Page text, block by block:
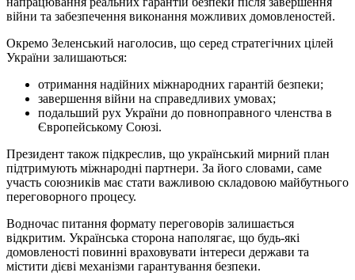
війни та забезпечення виконання можливих домовленостей.
Окремо Зеленський наголосив, що серед стратегічних цілей
України залишаються:
отримання надійних міжнародних гарантій безпеки;
завершення війни на справедливих умовах;
подальший рух України до повноправного членства в
Європейському Союзі.
Президент також підкреслив, що український мирний план
підтримують міжнародні партнери. За його словами, саме
участь союзників має стати важливою складовою майбутнього
переговорного процесу.
Водночас питання формату переговорів залишається
відкритим. Українська сторона наполягає, що будь-які
домовленості повинні враховувати інтереси держави та
містити дієві механізми гарантування безпеки.